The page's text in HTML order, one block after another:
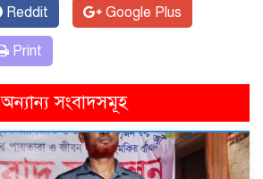
Reddit Google Plus
Print
অন্যান্য সংবাদসমূহ